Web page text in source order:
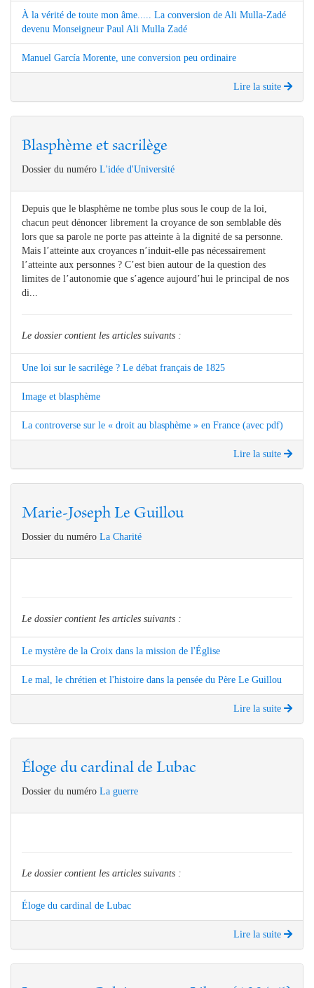
À la vérité de toute mon âme..... La conversion de Ali Mulla-Zadé
devenu Monseigneur Paul Ali Mulla Zadé
Manuel García Morente, une conversion peu ordinaire
Lire la suite
Blasphème et sacrilège
Dossier du numéro L'idée d'Université
Depuis que le blasphème ne tombe plus sous le coup de la loi,
chacun peut dénoncer librement la croyance de son semblable dès
lors que sa parole ne porte pas atteinte à la dignité de sa personne.
Mais l’atteinte aux croyances n’induit-elle pas nécessairement
l’atteinte aux personnes ? C’est bien autour de la question des
limites de l’autonomie que s’agence aujourd’hui le principal de nos
di...
Le dossier contient les articles suivants :
Une loi sur le sacrilège ? Le débat français de 1825
Image et blasphème
La controverse sur le « droit au blasphème » en France (avec pdf)
Lire la suite
Marie-Joseph Le Guillou
Dossier du numéro La Charité
Le dossier contient les articles suivants :
Le mystère de la Croix dans la mission de l'Église
Le mal, le chrétien et l'histoire dans la pensée du Père Le Guillou
Lire la suite
Éloge du cardinal de Lubac
Dossier du numéro La guerre
Le dossier contient les articles suivants :
Éloge du cardinal de Lubac
Lire la suite